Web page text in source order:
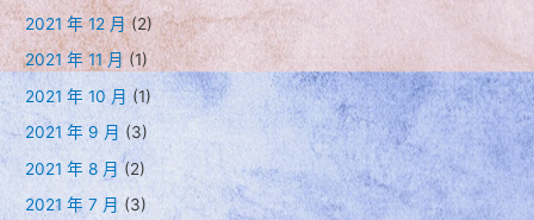
2021 年 12 月(2)
2021 年 11 月(1)
2021 年 10 月 (1)
2021 年 9 月 (3)
2021 年 8 月 (2)
2021 年 7 月 (3)